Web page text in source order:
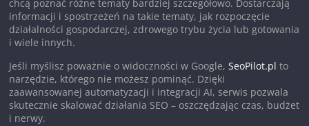
chcą poznać różne tematy bardziej szczegółowo. Dostarczają
informacji i spostrzeżeń na takie tematy, jak rozpoczęcie
działalności gospodarczej, zdrowego trybu życia lub gotowania
i wiele innych.
Jeśli myślisz poważnie o widoczności w Google,SeoPilot.pl to
narzędzie, którego nie możesz pominąć. Dzięki
zaawansowanej automatyzacji i integracji AI, serwis pozwala
skutecznie skalować działania SEO – oszczędzając czas, budżet
i nerwy.